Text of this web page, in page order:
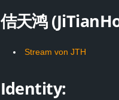
佶天鸿
Stream von JTH
Identity: